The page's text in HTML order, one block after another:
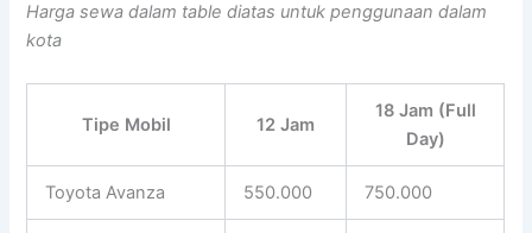
Harga sewa dalam table diatas untuk penggunaan dalam
kota
Tipe Mobil 12 Jam
18 Jam (Full
Day)
Toyota Avanza 550.000 750.000